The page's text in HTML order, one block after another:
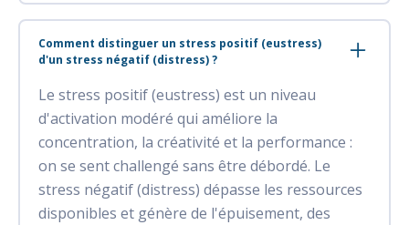
Comment distinguer un stress positif (eustress)
d'un stress négatif (distress) ?
Le stress positif (eustress) est un niveau
d'activation modéré qui améliore la
concentration, la créativité et la performance :
on se sent challengé sans être débordé. Le
stress négatif (distress) dépasse les ressources
disponibles et génère de l'épuisement, des